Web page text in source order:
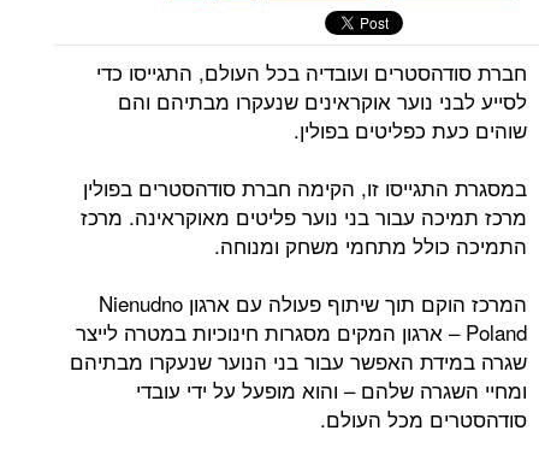
חברת סודהסטרים ועובדיה בכל העולם, התגייסו כדי
לסייע לבני נוער אוקראינים שנעקרו מבתיהם והם
שוהים כעת כפליטים בפולין.
במסגרת התגייסו זו, הקימה חברת סודהסטרים בפולין
מרכז תמיכה עבור בני נוער פליטים מאוקראינה. מרכז
התמיכה כולל מתחמי משחק ומנוחה.
המרכז הוקם תוך שיתוף פעולה עם ארגון Nienudno
Poland – ארגון המקים מסגרות חינוכיות במטרה לייצר
שגרה במידת האפשר עבור בני הנוער שנעקרו מבתיהם
ומחיי השגרה שלהם – והוא מופעל על ידי עובדי
סודהסטרים מכל העולם.